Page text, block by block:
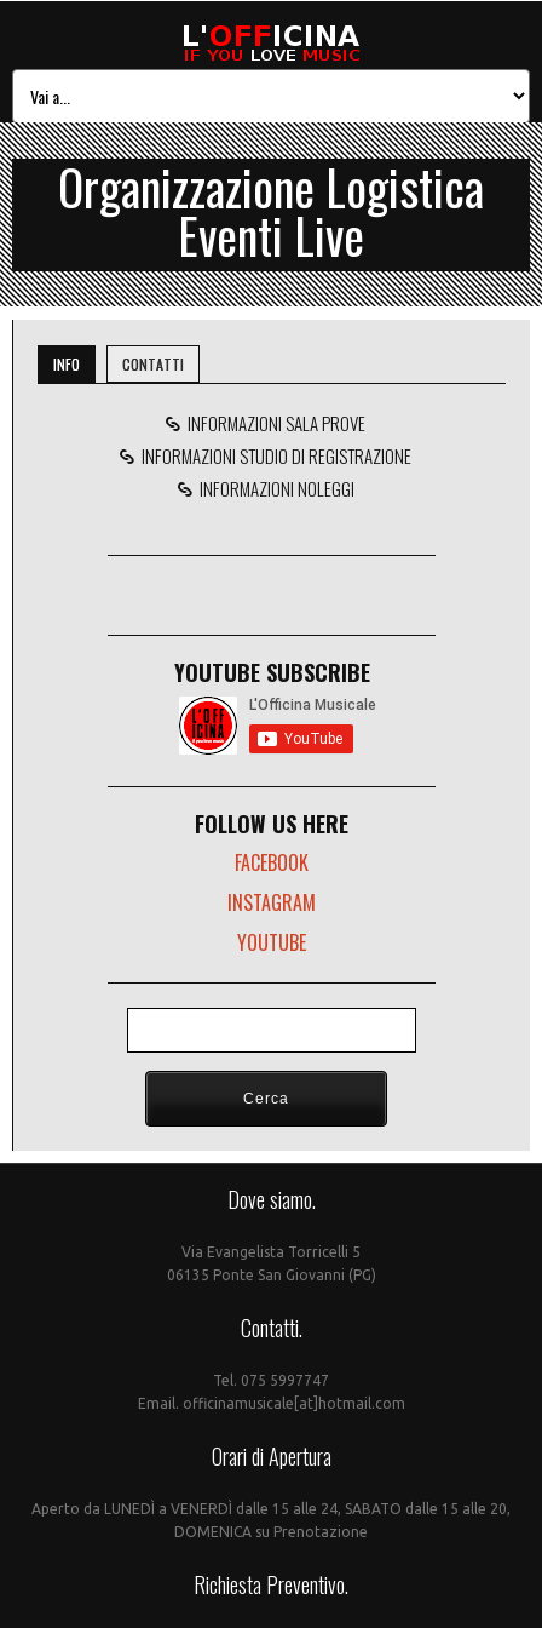
Organizzazione Logistica
Eventi Live
INFO CONTATTI
INFORMAZIONI SALA PROVE
INFORMAZIONI STUDIO DI REGISTRAZIONE
INFORMAZIONI NOLEGGI
YOUTUBE SUBSCRIBE
FOLLOW US HERE
FACEBOOK
INSTAGRAM
YOUTUBE
FORM DI RICERCA
Dove siamo.
Via Evangelista Torricelli 5
06135 Ponte San Giovanni (PG)
Contatti.
Tel. 075 5997747
Email. officinamusicale[at]hotmail.com
Orari di Apertura
Aperto da LUNEDÌ a VENERDÌ dalle 15 alle 24, SABATO dalle 15 alle 20,
DOMENICA su Prenotazione
Richiesta Preventivo.